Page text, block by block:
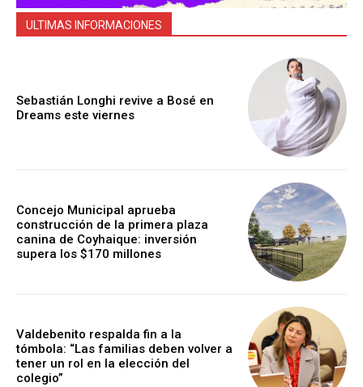
ULTIMAS INFORMACIONES
Sebastián Longhi revive a Bosé en
Dreams este viernes
Concejo Municipal aprueba
construcción de la primera plaza
canina de Coyhaique: inversión
supera los $170 millones
Valdebenito respalda fin a la
tómbola: “Las familias deben volver a
tener un rol en la elección del
colegio”